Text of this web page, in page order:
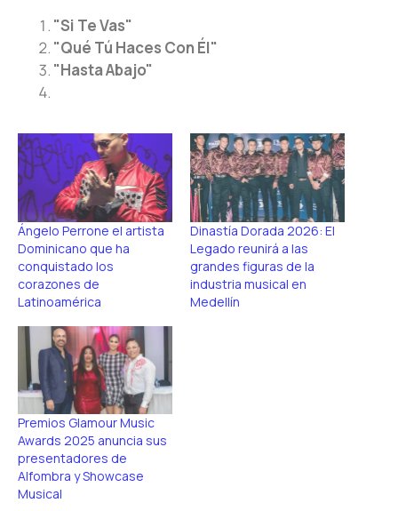
"Si Te Vas"
"Qué Tú Haces Con Él"
"Hasta Abajo"
Ángelo Perrone el artista
Dominicano que ha
conquistado los
corazones de
Latinoamérica
Dinastía Dorada 2026: El
Legado reunirá a las
grandes figuras de la
industria musical en
Medellín
Premios Glamour Music
Awards 2025 anuncia sus
presentadores de
Alfombra y Showcase
Musical